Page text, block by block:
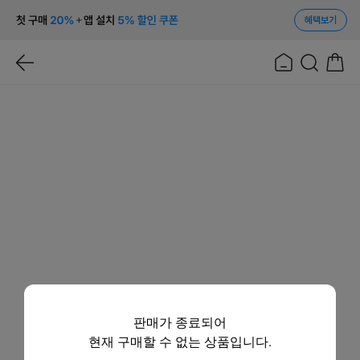
혜택보기
판매가 종료되어
현재 구매할 수 없는 상품입니다.